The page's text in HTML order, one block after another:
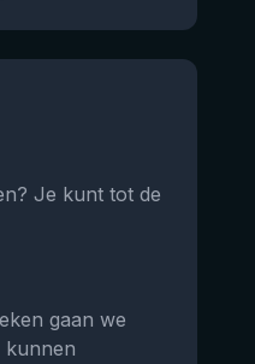
Je kunt tot de
gaan we
kunnen